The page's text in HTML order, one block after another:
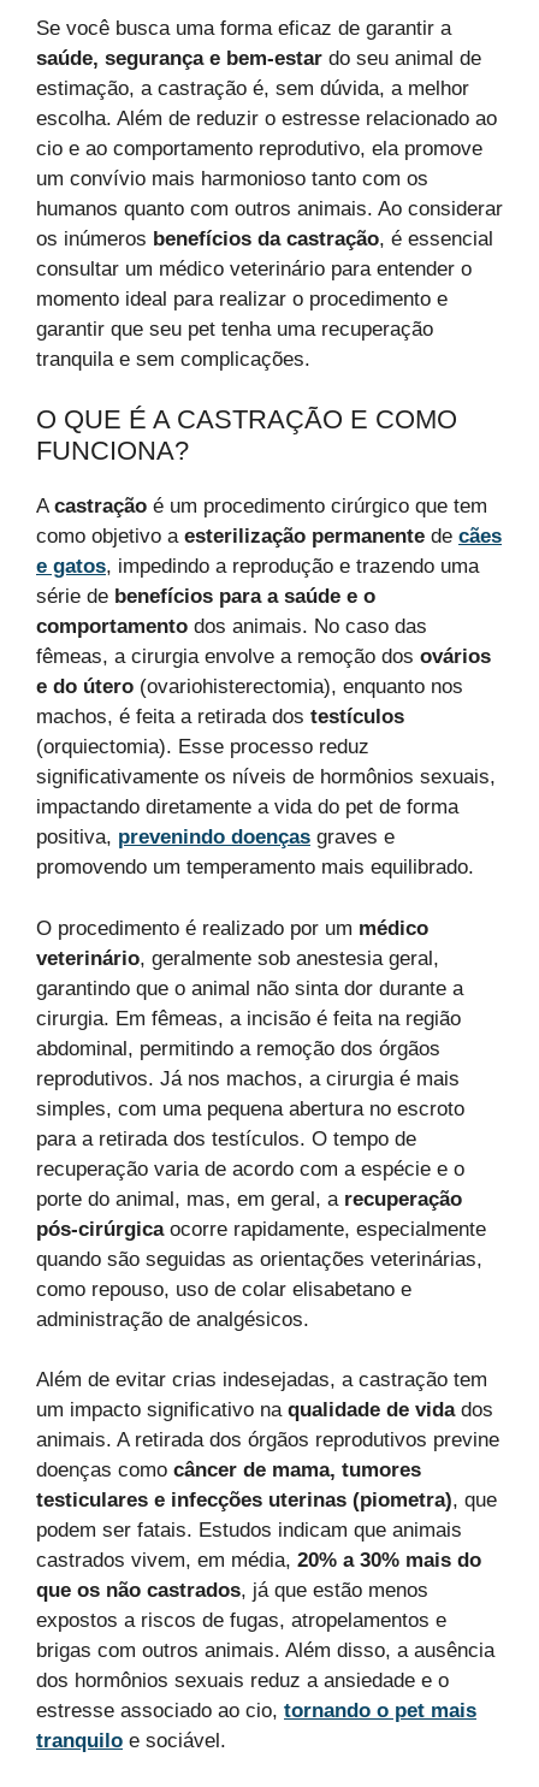
Se você busca uma forma eficaz de garantir a
saúde, segurança e bem-estar do seu animal de
estimação, a castração é, sem dúvida, a melhor
escolha. Além de reduzir o estresse relacionado ao
cio e ao comportamento reprodutivo, ela promove
um convívio mais harmonioso tanto com os
humanos quanto com outros animais. Ao considerar
os inúmeros benefícios da castração, é essencial
consultar um médico veterinário para entender o
momento ideal para realizar o procedimento e
garantir que seu pet tenha uma recuperação
tranquila e sem complicações.
O QUE É A CASTRAÇÃO E COMO
FUNCIONA?
Acastração é um procedimento cirúrgico que tem
como objetivo a esterilização permanente de cães
e gatos, impedindo a reprodução e trazendo uma
série de benefícios para a saúde e o
comportamento dos animais. No caso das
fêmeas, a cirurgia envolve a remoção dos ovários
e do útero (ovariohisterectomia), enquanto nos
machos, é feita a retirada dos testículos
(orquiectomia). Esse processo reduz
significativamente os níveis de hormônios sexuais,
impactando diretamente a vida do pet de forma
positiva, prevenindo doenças graves e
promovendo um temperamento mais equilibrado.
O procedimento é realizado por um médico
veterinário, geralmente sob anestesia geral,
garantindo que o animal não sinta dor durante a
cirurgia. Em fêmeas, a incisão é feita na região
abdominal, permitindo a remoção dos órgãos
reprodutivos. Já nos machos, a cirurgia é mais
simples, com uma pequena abertura no escroto
para a retirada dos testículos. O tempo de
recuperação varia de acordo com a espécie e o
porte do animal, mas, em geral, a recuperação
pós-cirúrgicaocorre rapidamente, especialmente
quando são seguidas as orientações veterinárias,
como repouso, uso de colar elisabetano e
administração de analgésicos.
Além de evitar crias indesejadas, a castração tem
um impacto significativo na qualidade de vidados
animais. A retirada dos órgãos reprodutivos previne
doenças como câncer de mama, tumores
testiculares e infecções uterinas (piometra), que
podem ser fatais. Estudos indicam que animais
castrados vivem, em média, 20% a 30% mais do
que os não castrados, já que estão menos
expostos a riscos de fugas, atropelamentos e
brigas com outros animais. Além disso, a ausência
dos hormônios sexuais reduz a ansiedade e o
estresse associado ao cio, tornando o pet mais
tranquilo e sociável.